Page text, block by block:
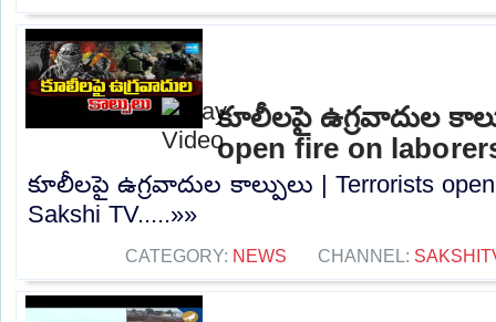
కూలీలపై ఉగ్రవాదుల
open fire on
కూలీలపై ఉగ్రవాదుల కాల్పులు | Terrorists
Sakshi TV.....»»
CATEGORY: NEWS CHANNEL: